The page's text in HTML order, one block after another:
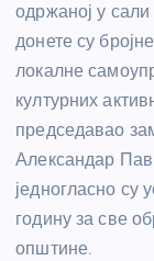
одржаној у
донете су
локалне
културних
председавао
Александар
једногласно су
годину за све
општине.